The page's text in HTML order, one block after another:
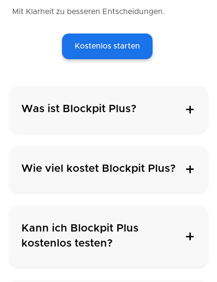
Mit Klarheit zu besseren Entscheidungen.
Kostenlos starten
Was ist Blockpit Plus?
Wie viel kostet Blockpit Plus?
Kann ich Blockpit Plus
kostenlos testen?